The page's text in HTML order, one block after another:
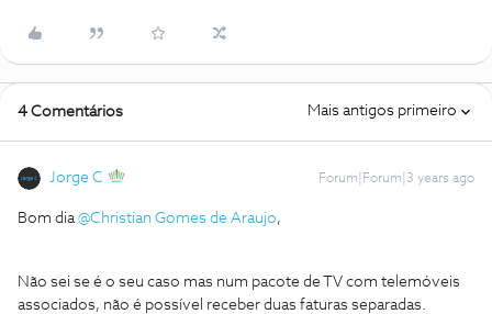
4 Comentários Mais antigos primeiro
Jorge C Forum|Forum|3 years ago
Bom dia@Christian Gomes de Araujo,
Não sei se é o seu caso mas num pacote de TV com telemóveis
associados, não é possível receber duas faturas separadas.